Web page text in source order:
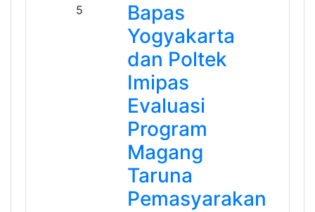
5
Bapas
Yogyakarta
dan Poltek
Imipas
Evaluasi
Program
Magang
Taruna
Pemasyarakan